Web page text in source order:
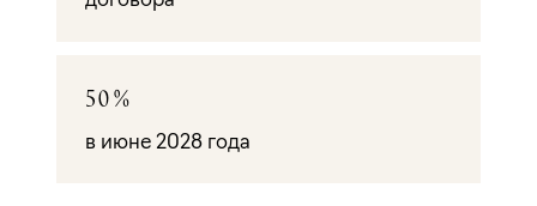
50%
в июне 2028 года